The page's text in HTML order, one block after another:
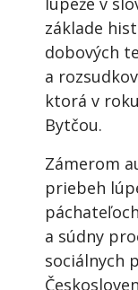
základe
dobových
a
ktorá v
Bytčou.
Zámerom
priebeh
a súdny
sociálnych